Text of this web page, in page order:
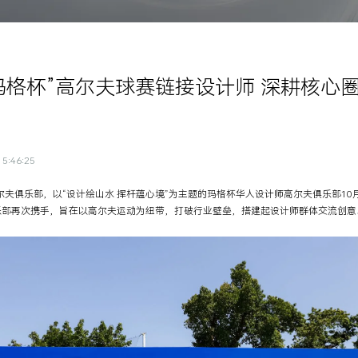
格杯”高尔夫球赛链接设计师 深耕核心
俱乐部，以“设计绘山水 挥杆蕴心境”为主题的玛格杯华人设计师高尔夫俱乐部10
再次携手，旨在以高尔夫运动为纽带，打破行业壁垒，搭建起设计师群体交流创